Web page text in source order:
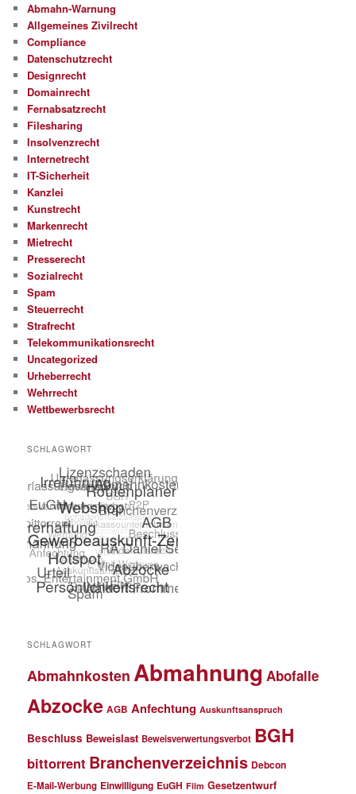
Abmahn-Warnung
Allgemeines Zivilrecht
Compliance
Datenschutzrecht
Designrecht
Domainrecht
Fernabsatzrecht
Filesharing
Insolvenzrecht
Internetrecht
IT-Sicherheit
Kanzlei
Kunstrecht
Markenrecht
Mietrecht
Presserecht
Sozialrecht
Spam
Steuerrecht
Strafrecht
Telekommunikationsrecht
Uncategorized
Urheberrecht
Wehrrecht
Wettbewerbsrecht
SCHLAGWORT
SCHLAGWORT
Abmahnkosten Abmahnung Abofalle
Abzocke AGB Anfechtung Auskunftsanspruch
Beschluss Beweislast Beweisverwertungsverbot BGH
bittorrent Branchenverzeichnis Debcon
E-Mail-Werbung Einwilligung EuGH Film Gesetzentwurf